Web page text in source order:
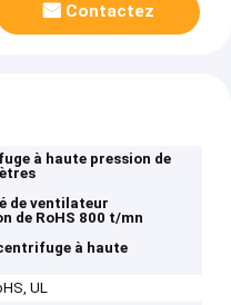
Contactez
à haute pression de
de ventilateur
de RoHS 800 t/mn
à haute
UL